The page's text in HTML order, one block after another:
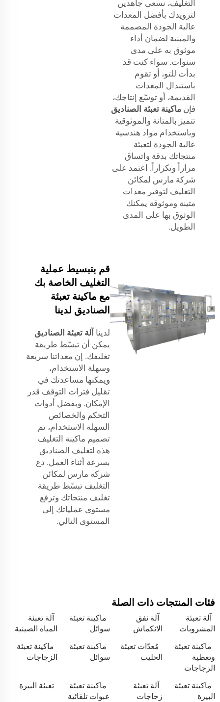
التغليف، نسعى جاهدين
لتزويدك بأفضل المعدات
عالية الجودة المصممة
والمبنية لضمان أداء
موثوق به على مدى
سنوات. سواء كنت قد
بدأت للتو، أو تقوم
باستبدال المعدات
القديمة، أو توسّع إنتاجك،
فإن ماكينة تعبئة الصناديق
تتميز بالمتانة والموثوقية
وباستخدام مواد هندسية
عالية الجودة لتعبئة
منتجاتك بدقة واتساق
مراراً وتكراراً. اعتمد على
شركة مارس لمكائن
التغليف لتوفير معدات
متينة وموثوقة يمكنك
الوثوق بها على المدى
الطويل.
قم بتبسيط عملية
التغليف الخاصة بك
مع ماكينة تعبئة
الصناديق لدينا
لدينا آلة تعبئة الصناديق
يمكن أن تبسّط طريقة
تغليفك. إن معداتنا سريعة
وسهلة الاستخدام،
ويمكنها مساعدتك في
تقليل فترات التوقف قدر
الإمكان. وبفضل أدوات
التحكم والخصائص
السهلة الاستخدام، تم
تصميم ماكينة التغليف
هذه لتغليف الصناديق
بسرعة أثناء العمل. دع
شركة مارس لمكائن
التغليف تبسّط طريقة
تغليف منتجاتك وترفع
مستوى عملياتك إلى
المستوى التالي.
فئات المنتجات ذات الصلة
آلة تعبئة
المشروبات
آلة نفق
الانكماش
ماكينة تعبئة
سوائل
آلة تعبئة
المياه الصينية
ماكينة تعبئة
وتغطية
الزجاجات
مُعدّات تعبئة
الحليب
ماكينة تعبئة
سوائل
ماكينة تعبئة
الزجاجات
ماكينة تعبئة
البيرة
آلة تعبئة
زجاجات
ماكينة تعبئة
عبوات تلقائية
تعبئة البيرة